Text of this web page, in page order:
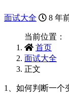
面试大全 8 年
当前位置：
首页
面试大全
正文
1、如何判断一个